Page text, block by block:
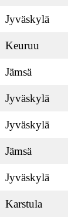
Jyväskylä
Keuruu
Jämsä
Jyväskylä
Jyväskylä
Jämsä
Jyväskylä
Karstula